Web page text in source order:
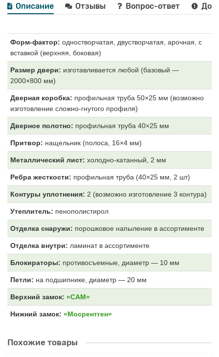
Описание Отзывы Вопрос-ответ
Форм-фактор: одностворчатая, двустворчатая, арочная, с
вставкой (верхняя, боковая)
Размер двери: изготавливается любой (базовый —
2000×800 мм)
Дверная коробка: профильная труба 50×25 мм (возможно
изготовление сложно-гнутого профиля)
Дверное полотно: профильная труба 40×25 мм
Притвор: нащельник (полоса, 16×4 мм)
Металлический лист: холодно-катанный, 2 мм
Ребра жесткости: профильная труба (40×25 мм, 2 шт)
Контуры уплотнения: 2 (возможно изготовление 3 контура)
Утеплитель: пенополистирол
Отделка снаружи: порошковое напыление в ассортименте
Отделка внутри: ламинат в ассортименте
Блокираторы: противосъемные, диаметр — 10 мм
Петли: на подшипнике, диаметр — 20 мм
Верхний замок: «САМ»
Нижний замок: «Мосрентген»
Похожие товары